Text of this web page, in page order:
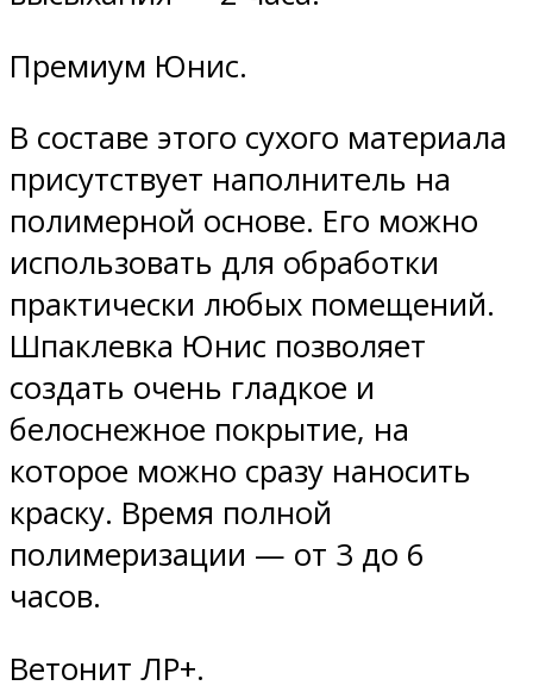
Премиум Юнис.
В составе этого сухого материала
присутствует наполнитель на
полимерной основе. Его можно
использовать для обработки
практически любых помещений.
Шпаклевка Юнис позволяет
создать очень гладкое и
белоснежное покрытие, на
которое можно сразу наносить
краску. Время полной
полимеризации — от 3 до 6
часов.
Ветонит ЛР+.